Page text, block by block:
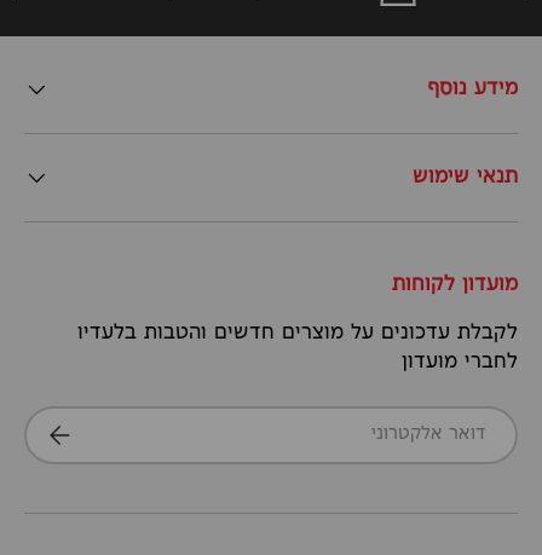
מידע נוסף
תנאי שימוש
מועדון לקוחות
לקבלת עדכונים על מוצרים חדשים והטבות בלעדיו
לחברי מועדון
דואר אלקטרוני
הרשמה